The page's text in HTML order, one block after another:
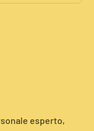
esperto,